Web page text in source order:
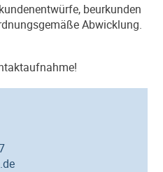
beurkunden
Abwicklung.